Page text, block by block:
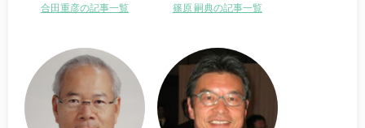
合田重彦の記事一覧 篠原 嗣典の記事一覧